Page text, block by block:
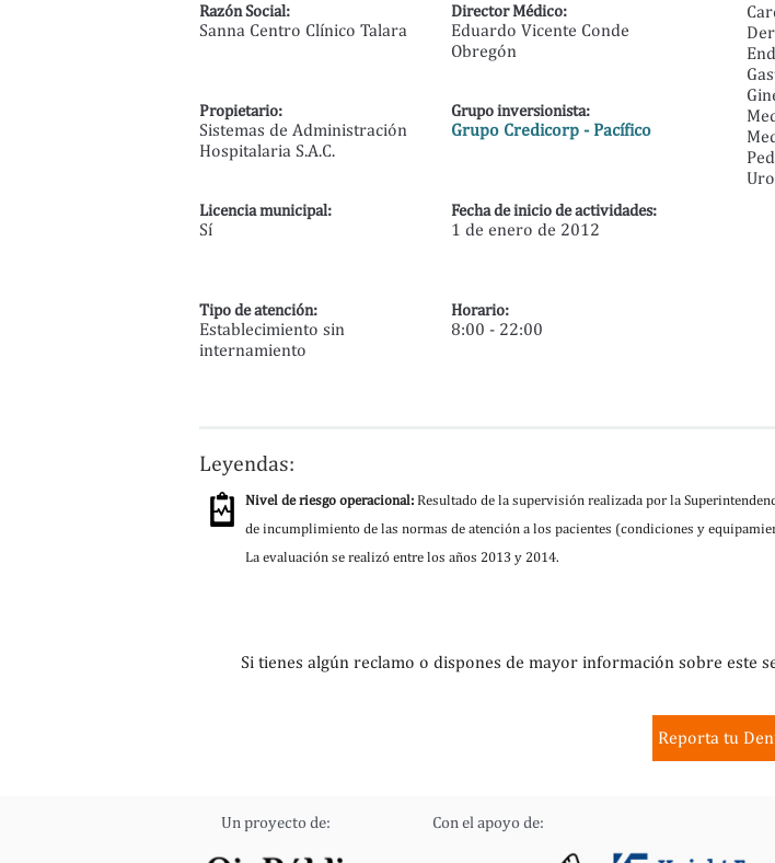
Razón Social:
Sanna Centro Clínico Talara
Director Médico:
Eduardo Vicente Conde
Obregón
Propietario:
Sistemas de Administración
Hospitalaria S.A.C.
Grupo inversionista:
Grupo Credicorp - Pacífico
Licencia municipal:
Sí
Fecha de inicio de actividades:
1 de enero de 2012
Tipo de atención:
Establecimiento sin
internamiento
Horario:
8:00 - 22:00
Leyendas:
Nivel de riesgo operacional: Resultado de la supervisión realizada por la
de incumplimiento de las normas de atención a los pacientes (condiciones y
La evaluación se realizó entre los años 2013 y 2014.
Si tienes algún reclamo o dispones de mayor información sobre este
Reporta tu
Un proyecto de: Con el apoyo de: